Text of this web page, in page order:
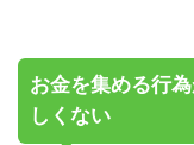
お金を集める行
しくない